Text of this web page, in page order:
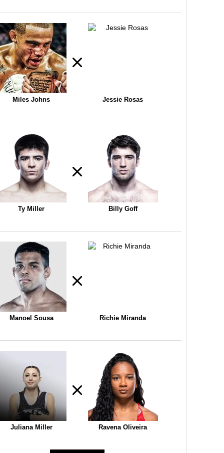
Miles Johns Jessie Rosas
Ty Miller Billy Goff
Manoel Sousa Richie Miranda
Juliana Miller Ravena Oliveira